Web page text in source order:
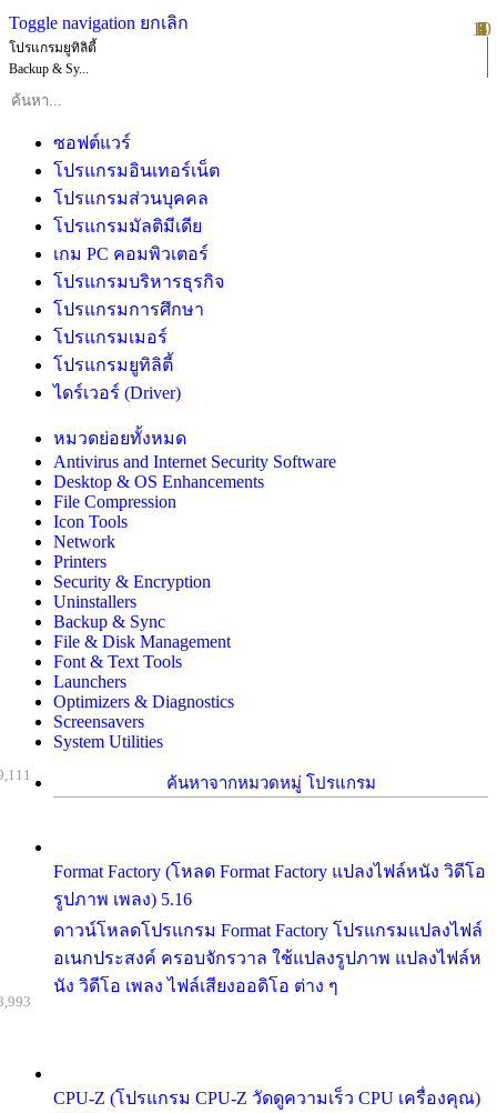
Toggle navigation ยกเลิก
โปรแกรมยูทิลิตี้
Backup & Sy...
ซอฟต์แวร์
โปรแกรมอินเทอร์เน็ต
โปรแกรมส่วนบุคคล
โปรแกรมมัลติมีเดีย
เกม PC คอมพิวเตอร์
โปรแกรมบริหารธุรกิจ
โปรแกรมการศึกษา
โปรแกรมเมอร์
โปรแกรมยูทิลิตี้
ไดร์เวอร์ (Driver)
หมวดย่อยทั้งหมด
Antivirus and Internet Security Software
Desktop & OS Enhancements
File Compression
Icon Tools
Network
Printers
Security & Encryption
Uninstallers
Backup & Sync
File & Disk Management
Font & Text Tools
Launchers
Optimizers & Diagnostics
Screensavers
System Utilities
ค้นหาจากหมวดหมู่ โปรแกรม
Format Factory (โหลด Format Factory แปลงไฟล์หนัง วิดีโอ
รูปภาพ เพลง) 5.16
ดาวน์โหลดโปรแกรม Format Factory โปรแกรมแปลงไฟล์
อเนกประสงค์ ครอบจักรวาล ใช้แปลงรูปภาพ แปลงไฟล์ห
นัง วิดีโอ เพลง ไฟล์เสียงออดิโอ ต่าง ๆ
CPU-Z (โปรแกรม CPU-Z วัดดูความเร็ว CPU เครื่องคุณ)
1
2
3
4
5
6
7
8
9
10